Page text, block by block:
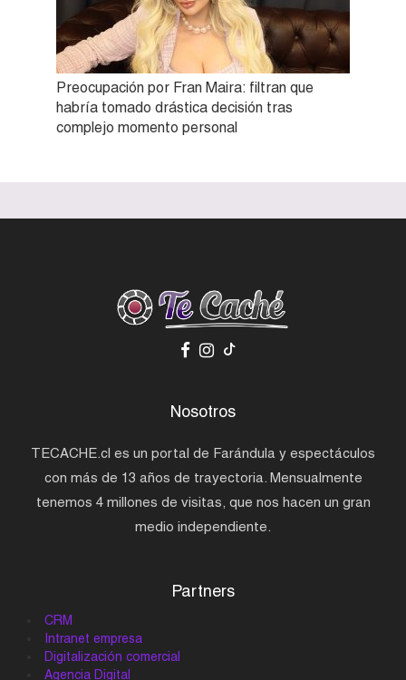
Preocupación por Fran Maira: filtran que
habría tomado drástica decisión tras
complejo momento personal
Nosotros
TECACHE.cl es un portal de Farándula y espectáculos
con más de 13 años de trayectoria. Mensualmente
tenemos 4 millones de visitas, que nos hacen un gran
medio independiente.
Partners
CRM
Intranet empresa
Digitalización comercial
Agencia Digital